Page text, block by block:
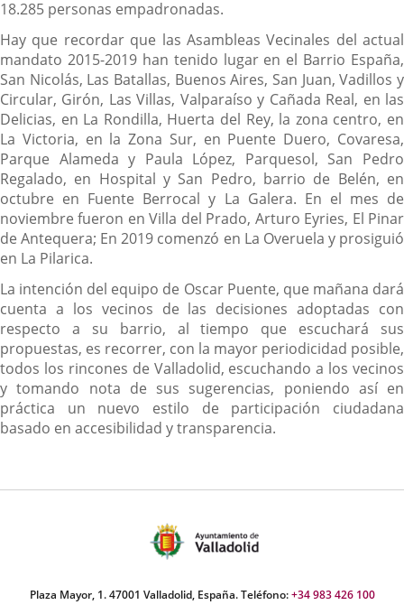
18.285 personas empadronadas.
Hay que recordar que las Asambleas Vecinales del actual
mandato 2015-2019 han tenido lugar en el Barrio España,
San Nicolás, Las Batallas, Buenos Aires, San Juan, Vadillos y
Circular, Girón, Las Villas, Valparaíso y Cañada Real, en las
Delicias, en La Rondilla, Huerta del Rey, la zona centro, en
La Victoria, en la Zona Sur, en Puente Duero, Covaresa,
Parque Alameda y Paula López, Parquesol, San Pedro
Regalado, en Hospital y San Pedro, barrio de Belén, en
octubre en Fuente Berrocal y La Galera. En el mes de
noviembre fueron en Villa del Prado, Arturo Eyries, El Pinar
de Antequera; En 2019 comenzó en La Overuela y prosiguió
en La Pilarica.
La intención del equipo de Oscar Puente, que mañana dará
cuenta a los vecinos de las decisiones adoptadas con
respecto a su barrio, al tiempo que escuchará sus
propuestas, es recorrer, con la mayor periodicidad posible,
todos los rincones de Valladolid, escuchando a los vecinos
y tomando nota de sus sugerencias, poniendo así en
práctica un nuevo estilo de participación ciudadana
basado en accesibilidad y transparencia.
Plaza Mayor, 1. 47001 Valladolid, España. Teléfono:+34 983 426 100